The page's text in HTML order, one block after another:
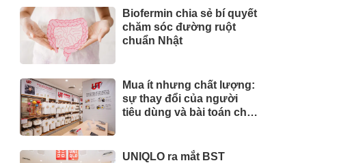
Biofermin chia sẻ bí quyết
chăm sóc đường ruột
chuẩn Nhật
Mua ít nhưng chất lượng:
sự thay đổi của người
tiêu dùng và bài toán cho
UNIQLO ra mắt BST